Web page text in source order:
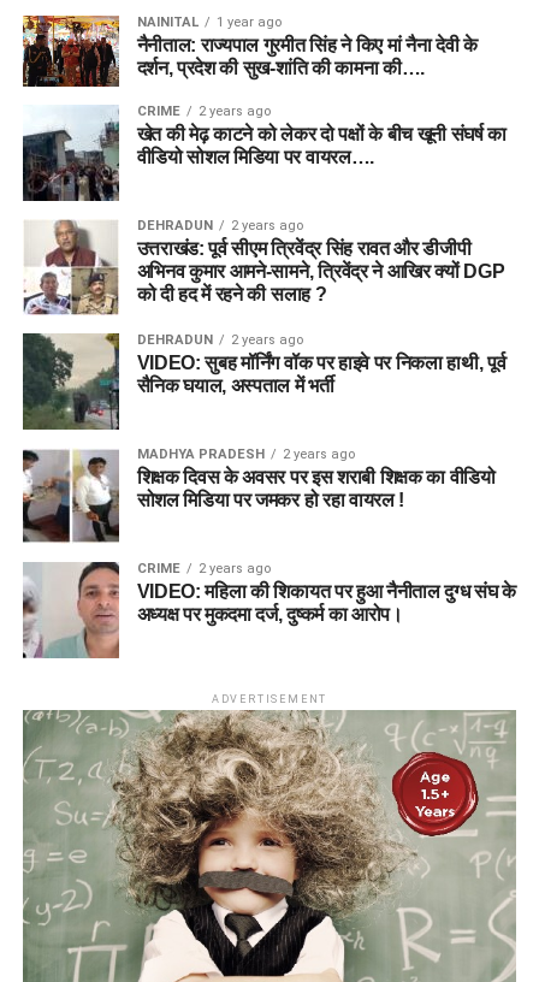
NAINITAL 1 year ago
नैनीताल: राज्यपाल गुरमीत सिंह ने किए मां नैना देवी के
दर्शन, प्रदेश की सुख-शांति की कामना की….
CRIME 2 years ago
खेत की मेढ़ काटने को लेकर दो पक्षों के बीच खूनी संघर्ष का
वीडियो सोशल मिडिया पर वायरल….
DEHRADUN 2 years ago
उत्तराखंड: पूर्व सीएम त्रिवेंद्र सिंह रावत और डीजीपी
अभिनव कुमार आमने-सामने, त्रिवेंद्र ने आखिर क्यों DGP
को दी हद में रहने की सलाह ?
DEHRADUN 2 years ago
VIDEO: सुबह मॉर्निंग वॉक पर हाइवे पर निकला हाथी, पूर्व
सैनिक घयाल, अस्पताल में भर्ती
MADHYA PRADESH 2 years ago
शिक्षक दिवस के अवसर पर इस शराबी शिक्षक का वीडियो
सोशल मिडिया पर जमकर हो रहा वायरल !
CRIME 2 years ago
VIDEO: महिला की शिकायत पर हुआ नैनीताल दुग्ध संघ के
अध्यक्ष पर मुकदमा दर्ज, दुष्कर्म का आरोप।
ADVERTISEMENT